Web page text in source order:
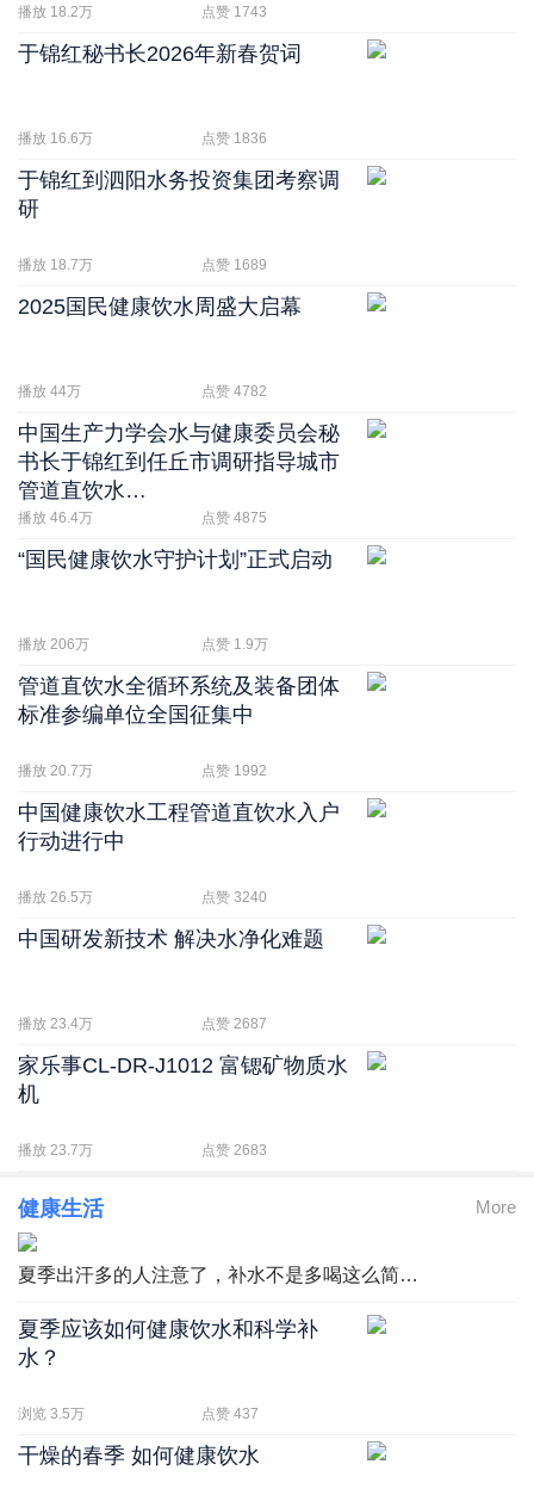
播放 18.2万 点赞 1743
于锦红秘书长2026年新春贺词
播放 16.6万 点赞 1836
于锦红到泗阳水务投资集团考察调
研
播放 18.7万 点赞 1689
2025国民健康饮水周盛大启幕
播放 44万 点赞 4782
中国生产力学会水与健康委员会秘
书长于锦红到任丘市调研指导城市
管道直饮水…
播放 46.4万 点赞 4875
“国民健康饮水守护计划”正式启动
播放 206万 点赞 1.9万
管道直饮水全循环系统及装备团体
标准参编单位全国征集中
播放 20.7万 点赞 1992
中国健康饮水工程管道直饮水入户
行动进行中
播放 26.5万 点赞 3240
中国研发新技术 解决水净化难题
播放 23.4万 点赞 2687
家乐事CL-DR-J1012 富锶矿物质水
机
播放 23.7万 点赞 2683
More
健康生活
夏季出汗多的人注意了，补水不是多喝这么简…
夏季应该如何健康饮水和科学补
水？
浏览 3.5万 点赞 437
干燥的春季 如何健康饮水